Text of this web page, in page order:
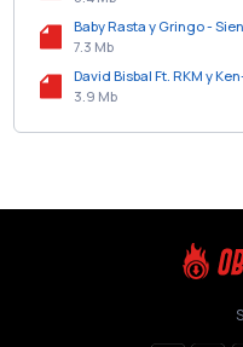
Baby Rasta y Gringo -
7.3 Mb
David Bisbal Ft. RKM y
3.9 Mb